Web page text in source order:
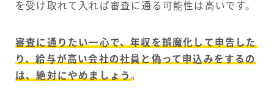
を受け取れて入れば審査に通る可能性は高いです。
審査に通りたい一心で、年収を誤魔化して申告した
り、給与が高い会社の社員と偽って申込みをするの
は、絶対にやめましょう。